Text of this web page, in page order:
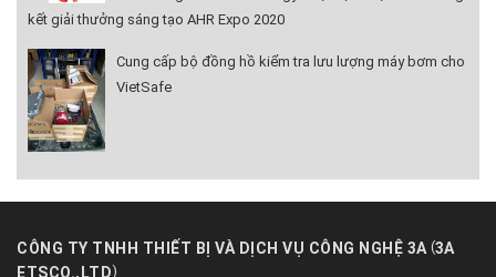
kết giải thưởng sáng tạo AHR Expo 2020
Cung cấp bộ đồng hồ kiểm tra lưu lượng máy bơm cho
VietSafe
CÔNG TY TNHH THIẾT BỊ VÀ DỊCH VỤ CÔNG NGHỆ 3A (3A
ETSCO.,LTD)